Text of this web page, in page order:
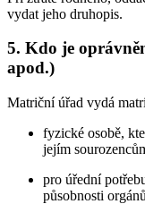
vydat jeho druhopis.
5. Kdo je
apod.)
Matriční úřad vydá
fyzické osobě,
jejím
pro úřední
působnosti